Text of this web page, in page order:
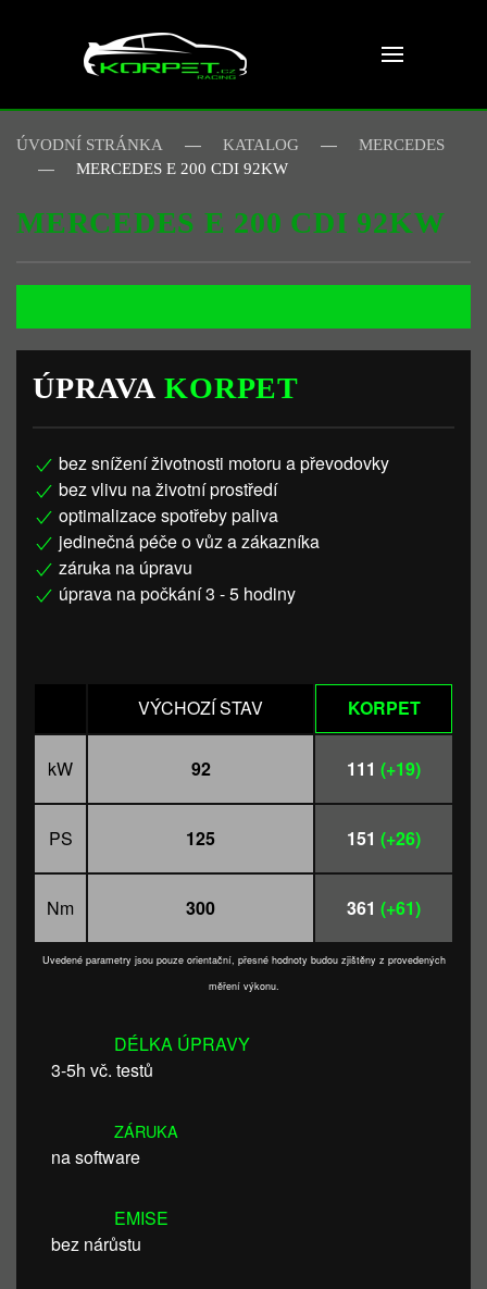
Skip to main content
ÚVODNÍ STRÁNKA KATALOG
MERCEDES
MERCEDES E 200 CDI 92KW
MERCEDES E 200 CDI 92KW
ÚPRAVAKORPET
bez snížení životnosti motoru a převodovky
bez vlivu na životní prostředí
optimalizace spotřeby paliva
jedinečná péče o vůz a zákazníka
záruka na úpravu
úprava na počkání 3 - 5 hodiny
VÝCHOZÍ STAV KORPET
kW 92 111 (+19)
PS 125 151 (+26)
Nm 300 361 (+61)
Uvedené parametry jsou pouze orientační, přesné hodnoty budou zjištěny z provedených
měření výkonu.
DÉLKA ÚPRAVY
3-5h vč. testů
ZÁRUKA
na software
EMISE
bez nárůstu